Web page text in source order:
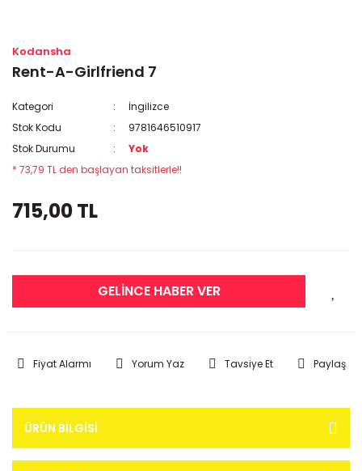
Kodansha
Rent-A-Girlfriend 7
Kategori
İngilizce
Stok Kodu
9781646510917
Stok Durumu
Yok
* 73,79 TL den başlayan taksitlerle!!
715,00 TL
GELİNCE HABER VER
Fiyat Alarmı Yorum Yaz Tavsiye Et Paylaş
ÜRÜN BILGISI